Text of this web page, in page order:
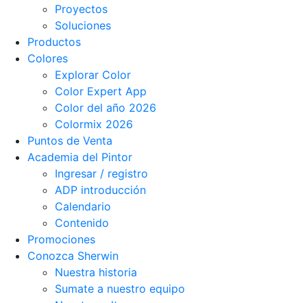
Proyectos
Soluciones
Productos
Colores
Explorar Color
Color Expert App
Color del año 2026
Colormix 2026
Puntos de Venta
Academia del Pintor
Ingresar / registro
ADP introducción
Calendario
Contenido
Promociones
Conozca Sherwin
Nuestra historia
Sumate a nuestro equipo